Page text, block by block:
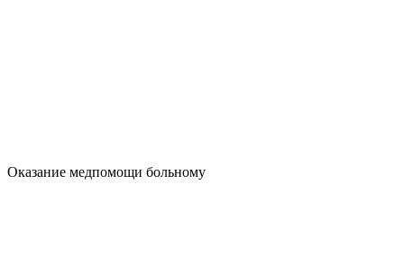
Оказание медпомощи больному